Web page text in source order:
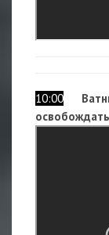
10:00